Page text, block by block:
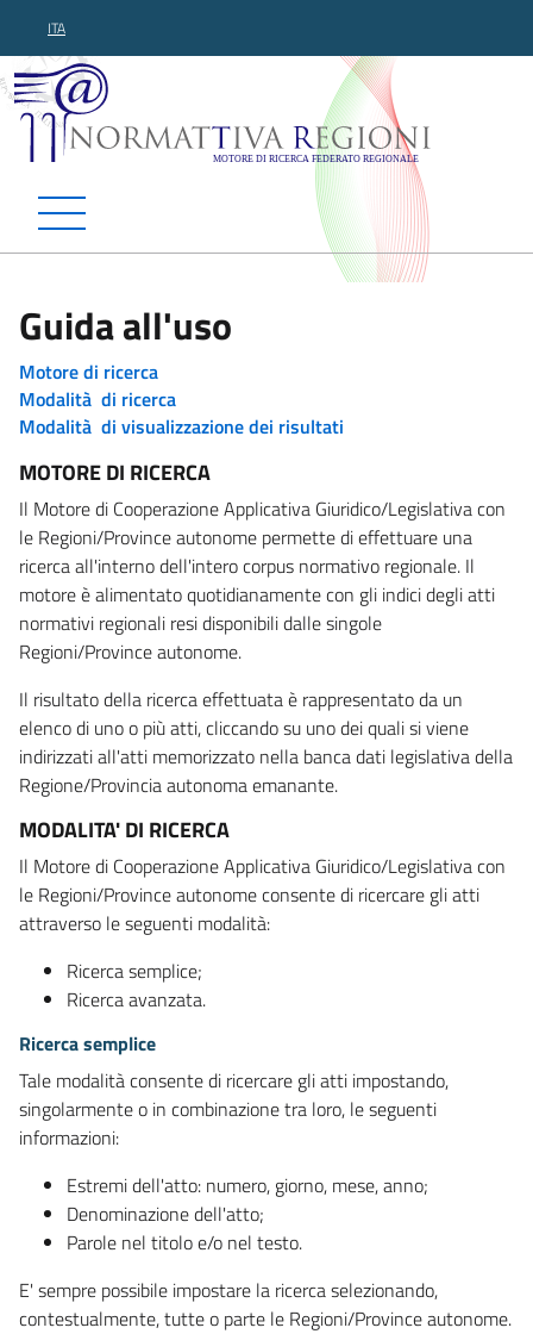
ITA
Normattiva Regioni -
Guida all'uso
Motore di ricerca
Modalità di ricerca
Modalità di visualizzazione dei risultati
MOTORE DI RICERCA
Il Motore di Cooperazione Applicativa Giuridico/Legislativa con
le Regioni/Province autonome permette di effettuare una
ricerca all'interno dell'intero corpus normativo regionale. Il
motore è alimentato quotidianamente con gli indici degli atti
normativi regionali resi disponibili dalle singole
Regioni/Province autonome.
Il risultato della ricerca effettuata è rappresentato da un
elenco di uno o più atti, cliccando su uno dei quali si viene
indirizzati all'atti memorizzato nella banca dati legislativa della
Regione/Provincia autonoma emanante.
MODALITA' DI RICERCA
Il Motore di Cooperazione Applicativa Giuridico/Legislativa con
le Regioni/Province autonome consente di ricercare gli atti
attraverso le seguenti modalità:
Ricerca semplice;
Ricerca avanzata.
Ricerca semplice
Tale modalità consente di ricercare gli atti impostando,
singolarmente o in combinazione tra loro, le seguenti
informazioni:
Estremi dell'atto: numero, giorno, mese, anno;
Denominazione dell'atto;
Parole nel titolo e/o nel testo.
E' sempre possibile impostare la ricerca selezionando,
contestualmente, tutte o parte le Regioni/Province autonome.